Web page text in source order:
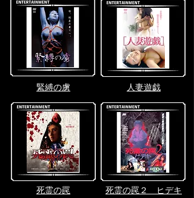
緊縛の虜 人妻遊戯
死霊の罠２ ヒデキ
死霊の罠